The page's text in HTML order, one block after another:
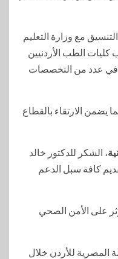
مع وزارة التعليم
كليات الطب الأردنيين
في عدد من التخصصات
يضمن الارتقاء بالقطاع
، الشكر للدكتور خالد
كافة سبل الدعم
على الأمن الصحي
المصرية للأردن خلال